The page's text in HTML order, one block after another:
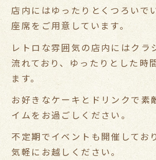
店内にはゆったりとくつろいで
座席をご用意しています。
レトロな雰囲気の店内にはクラ
流れており、 ゆったりとした時
ます。
お好きなケーキとドリンクで素
イムをお過ごしください。
不定期でイベントも開催してお
気軽にお越しください。